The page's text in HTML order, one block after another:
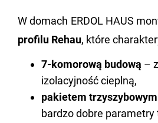
W do­mach ERDOL HAUS
pro­fi­lu Rehau, które
7-komorową budową –
izolacyjność cieplną,
pakietem trzyszybowym
bardzo dobre parametry